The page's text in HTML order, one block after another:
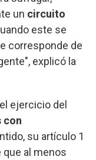
un circuito
este se
corresponde de
explicó la
ejercicio del
con
su artículo 1
que al menos